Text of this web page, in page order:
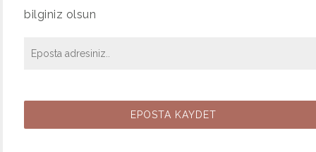
bilginiz olsun